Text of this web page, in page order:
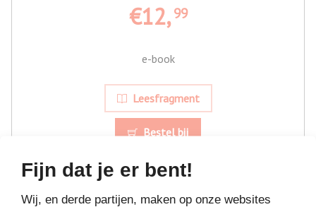
Fijn dat je er bent!
Wij, en derde partijen, maken op onze websites
€12,99
e-book
Leesfragment
Bestel bij